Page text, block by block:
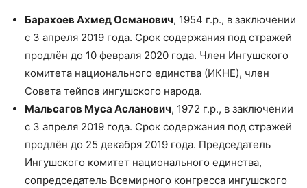
Барахоев Ахмед Османович, 1954 г.р., в заключении
с 3 апреля 2019 года. Срок содержания под стражей
продлён до 10 февраля 2020 года. Член Ингушского
комитета национального единства (ИКНЕ), член
Совета тейпов ингушского народа.
Мальсагов Муса Асланович, 1972 г.р., в заключении
с 3 апреля 2019 года. Срок содержания под стражей
продлён до 25 декабря 2019 года. Председатель
Ингушского комитет национального единства,
сопредседатель Всемирного конгресса ингушского